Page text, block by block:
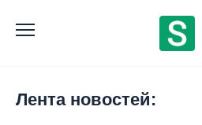
содержанию
Лента новостей: